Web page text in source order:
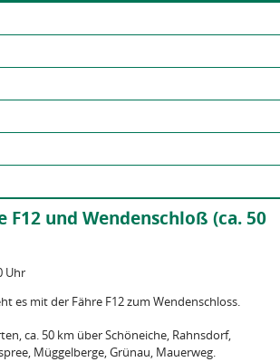
F12 und Wendenschloß (ca. 50
Uhr
es mit der Fähre F12 zum Wendenschloss.
ca. 50 km über Schöneiche, Rahnsdorf,
Müggelberge, Grünau, Mauerweg.